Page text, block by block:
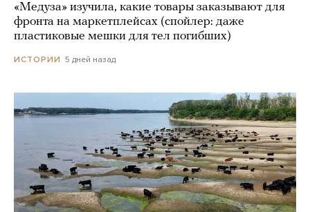
«Медуза» изучила, какие товары заказывают для
фронта на маркетплейсах (спойлер: даже
пластиковые мешки для тел погибших)
ИСТОРИИ 5 дней назад